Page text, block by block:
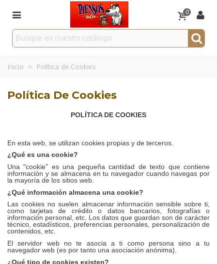
0
Inicio > Política de Cookies
Política De Cookies
POLÍTICA DE COOKIES
En esta web, se utilizan cookies propias y de terceros.
¿Qué es una cookie?
Una“cookie” es una pequeña cantidad de texto que contiene
información y se almacena en tu navegador cuando navegas por
la mayoría de los sitios web.
¿Qué información almacena una cookie?
Las cookies no suelen almacenar información sensible sobre ti,
como tarjetas de crédito o datos bancarios, fotografías o
información personal, etc. Los datos que guardan son de carácter
técnico, estadísticos, preferencias personales, personalización de
contenidos, etc.
El servidor web no te asocia a ti como persona sino a tu
navegador web (es por tanto una asociación anónima).
¿Qué tipo de cookies existen?